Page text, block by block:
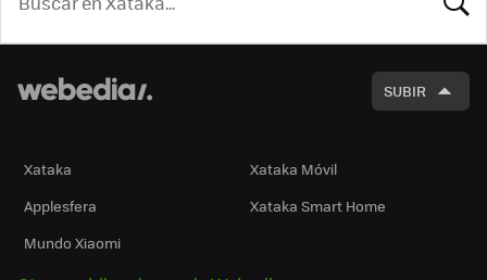
SUBIR
Xataka
Xataka Móvil
Applesfera
Xataka Smart Home
Mundo Xiaomi